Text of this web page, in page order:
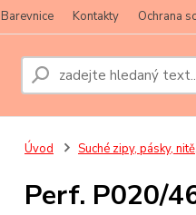
Barevnice Kontakty Ochrana
Úvod Suché zipy, pásky,
Perf. P020/